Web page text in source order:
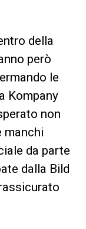
della
però
le
Kompany
non
manchi
da parte
dalla Bild